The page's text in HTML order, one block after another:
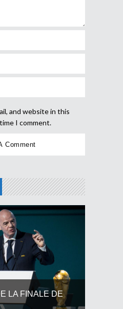
and website in this
I comment.
LA FINALE DE